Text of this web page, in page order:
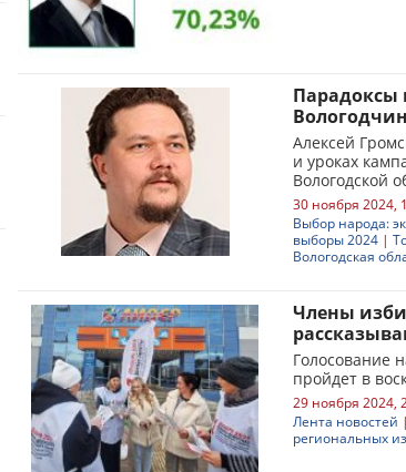
Парадоксы
Алексей
и уроках
Вологодской
30 ноября 2024,
Выбор народа:
выборы 2024 |
Вологодская
Члены
Голосование
пройдет в
29 ноября 2024,
Лента новостей |
региональных